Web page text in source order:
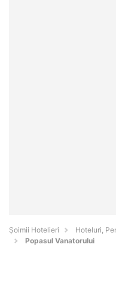
Șoimii Hotelieri
Hoteluri,
Popasul Vanatorului